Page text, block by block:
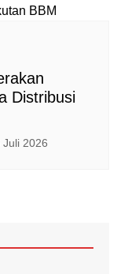
Distribusi
Juli 2026